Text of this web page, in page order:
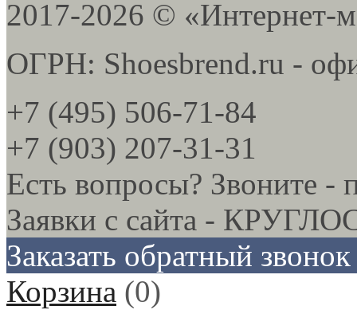
2017-2026 © «Интернет-
ОГРН: Shoesbrend.ru -
+7 (495) 506-71-84
+7 (903) 207-31-31
Есть вопросы? Звоните
Заявки с сайта -
Заказать обратный звонок
Корзина (0)